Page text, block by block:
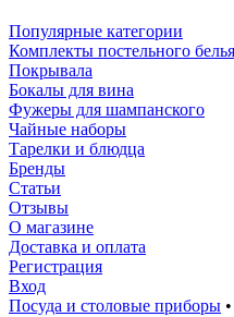
Популярные категории
Комплекты постельного белья
Покрывала
Бокалы для вина
Фужеры для шампанского
Чайные наборы
Тарелки и блюдца
Бренды
Статьи
Отзывы
О магазине
Доставка и оплата
Регистрация
Вход
Посуда и столовые приборы •